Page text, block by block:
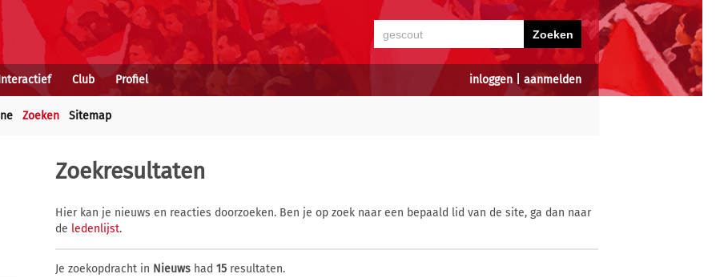
inloggen| aanmelden
Club Profiel
Zoeken Sitemap
Zoekresultaten
Hier kan je nieuws en reacties doorzoeken. Ben je op zoek naar een bepaald lid van de site, ga dan naar
de ledenlijst.
Je zoekopdracht in Nieuws had 15 resultaten.